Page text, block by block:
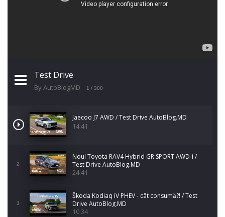
Test Drive
By AutoBlogMD 1 / 300
Jaecoo J7 AWD / Test Drive AutoBlog.MD
14:41
2
Noul Toyota RAV4 Hybrid GR SPORT AWD-i /
Test Drive AutoBlog.MD
24:41
3
Škoda Kodiaq iV PHEV - cât consumă?! / Test
Drive AutoBlog.MD
10:34